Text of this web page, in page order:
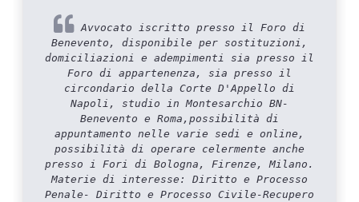
Avvocato iscritto presso il Foro di
Benevento, disponibile per sostituzioni,
domiciliazioni e adempimenti sia presso il
Foro di appartenenza, sia presso il
circondario della Corte D'Appello di
Napoli, studio in Montesarchio BN-
Benevento e Roma,possibilità di
appuntamento nelle varie sedi e online,
possibilità di operare celermente anche
presso i Fori di Bologna, Firenze, Milano.
Materie di interesse: Diritto e Processo
Penale- Diritto e Processo Civile-Recupero